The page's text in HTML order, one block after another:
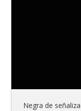
Negra de